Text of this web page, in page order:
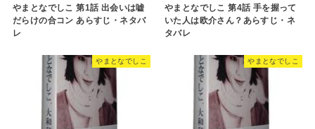
やまとなでしこ 第1話 出会いは嘘
だらけの合コン あらすじ・ネタバ
レ
やまとなでしこ 第4話 手を握って
いた人は欧介さん？あらすじ・ネ
タバレ
やまとなでしこ やまとなでしこ